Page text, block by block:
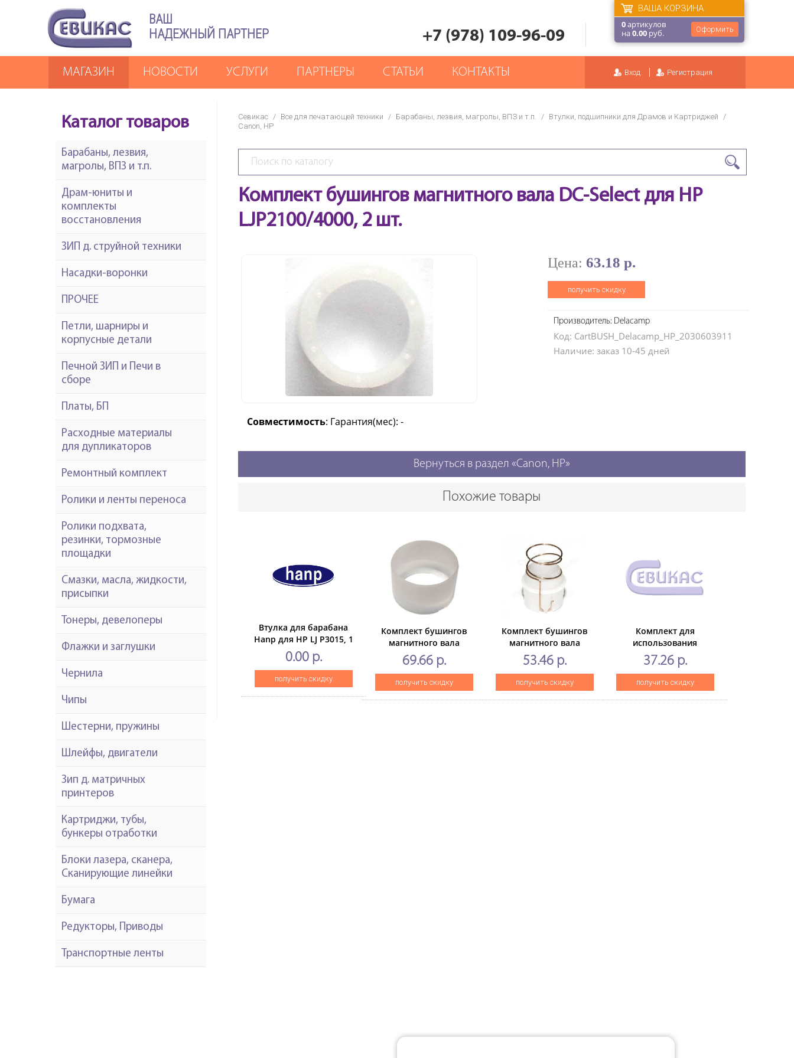
ВАШ
НАДЕЖНЫЙ ПАРТНЕР
+7 (978) 109-96-09 Оформить
ВАША КОРЗИНА
0артикулов
на0.00 руб.
Вход Регистрация
МАГАЗИН НОВОСТИ УСЛУГИ ПАРТНЕРЫ СТАТЬИ КОНТАКТЫ
Севикас / Все для печатающей техники / Барабаны, лезвия, магролы, ВПЗ и т.п. / Втулки, подшипники для Драмов и Картриджей /
Canon, HP
Комплект бушингов магнитного вала DC-Select для HP
LJP2100/4000, 2 шт.
Цена: 63.18 р.
получить скидку
Производитель: Delacamp
Код: CartBUSH_Delacamp_HP_2030603911
Наличие: заказ 10-45 дней
Совместимость: Гарантия(мес): -
Вернуться в раздел «Canon, HP»
Похожие товары
Втулка для барабана
Hanp для HP LJ P3015, 1
шт./упак.
0.00 р.
получить скидку
Комплект бушингов
магнитного вала
Delacamp для НР
LJ1010/1012/1015, 2 шт.,
лев.+прав.
69.66 р.
получить скидку
Комплект бушингов
магнитного вала
Delacamp для HP
LJ1000/1200/1220, 2 шт.
53.46 р.
получить скидку
Комплект для
использования
обычного барабана в
картриджахHi-Black
CE255A/X
37.26 р.
получить скидку
Каталог товаров
Барабаны, лезвия,
магролы, ВПЗ и т.п.
Драм-юниты и
комплекты
восстановления
ЗИП д. струйной техники
Насадки-воронки
ПРОЧЕЕ
Петли, шарниры и
корпусные детали
Печной ЗИП и Печи в
сборе
Платы, БП
Расходные материалы
для дупликаторов
Ремонтный комплект
Ролики и ленты переноса
Ролики подхвата,
резинки, тормозные
площадки
Смазки, масла, жидкости,
присыпки
Тонеры, девелоперы
Флажки и заглушки
Чернила
Чипы
Шестерни, пружины
Шлейфы, двигатели
Зип д. матричных
принтеров
Картриджи, тубы,
бункеры отработки
Блоки лазера, сканера,
Сканирующие линейки
Бумага
Редукторы, Приводы
Транспортные ленты